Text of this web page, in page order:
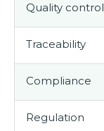
Quality control
Traceability
Compliance
Regulation